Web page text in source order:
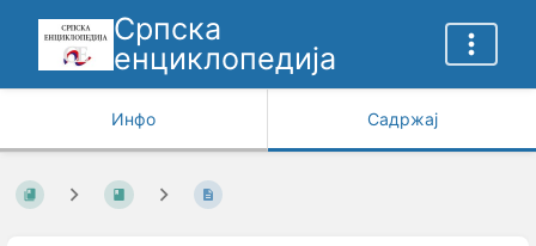
Српска
енциклопедија
Инфо Садржај